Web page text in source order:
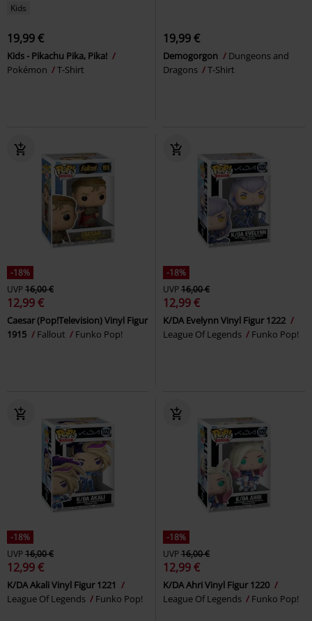
Kids
19,99 €
Kids - Pikachu Pika, Pika!
Pokémon
T-Shirt
19,99 €
Demogorgon
Dungeons and
Dragons
T-Shirt
-18%
UVP16,00 €
12,99 €
Caesar (Pop!Television) Vinyl Figur
1915
Fallout Funko Pop!
-18%
UVP16,00 €
12,99 €
K/DA Evelynn Vinyl Figur 1222
League Of Legends
Funko Pop!
-18%
UVP16,00 €
12,99 €
K/DA Akali Vinyl Figur 1221
League Of Legends
Funko Pop!
-18%
UVP16,00 €
12,99 €
K/DA Ahri Vinyl Figur 1220
League Of Legends
Funko Pop!